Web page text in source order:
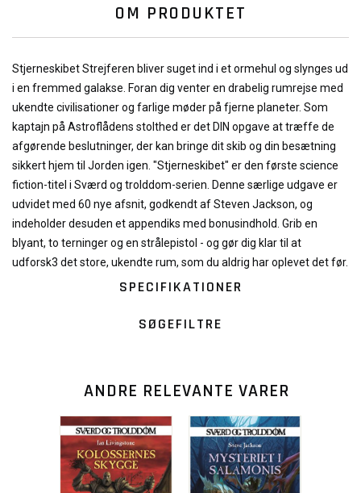
OM PRODUKTET
Stjerneskibet Strejferen bliver suget ind i et ormehul og slynges ud
i en fremmed galakse. Foran dig venter en drabelig rumrejse med
ukendte civilisationer og farlige møder på fjerne planeter. Som
kaptajn på Astroflådens stolthed er det DIN opgave at træffe de
afgørende beslutninger, der kan bringe dit skib og din besætning
sikkert hjem til Jorden igen. "Stjerneskibet" er den første science
fiction-titel i Sværd og trolddom-serien. Denne særlige udgave er
udvidet med 60 nye afsnit, godkendt af Steven Jackson, og
indeholder desuden et appendiks med bonusindhold. Grib en
blyant, to terninger og en strålepistol - og gør dig klar til at
udforsk3 det store, ukendte rum, som du aldrig har oplevet det før.
SPECIFIKATIONER
SØGEFILTRE
ANDRE RELEVANTE VARER